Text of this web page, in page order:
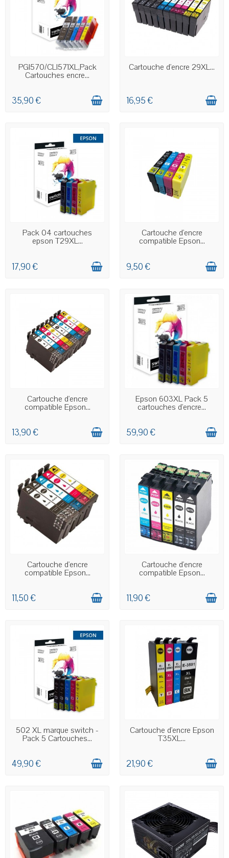
EN STOCK
PGI570/CLI571XL,Pack
Cartouches encre...
35,90 €
EN STOCK
Cartouche d'encre 29XL...
16,95 €
EN STOCK
Pack 04 cartouches
epson T29XL...
17,90 €
EN STOCK
Cartouche d'encre
compatible Epson...
9,50 €
EN STOCK
Cartouche d'encre
compatible Epson...
13,90 €
EN STOCK
Epson 603XL Pack 5
cartouches d'encre...
59,90 €
EN STOCK
Cartouche d'encre
compatible Epson...
11,50 €
EN STOCK
Cartouche d'encre
compatible Epson...
11,90 €
EN STOCK
502 XL marque switch -
Pack 5 Cartouches...
49,90 €
EN STOCK
Cartouche d'encre Epson
T35XL...
21,90 €